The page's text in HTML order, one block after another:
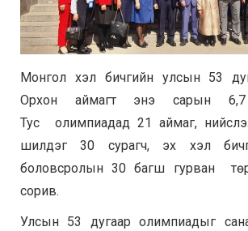
Монгол хэл бичгийн улсын 53
Орхон аймагт энэ сарын
Тус олимпиадад 21 аймаг,
шилдэг 30 сурагч, эх хэл
боловсролын 30 багш гурван
сорив.
Улсын 53 дугаар олимпиадыг